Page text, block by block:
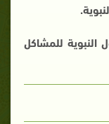
للمشاكل